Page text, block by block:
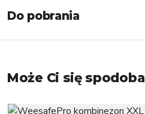
Do pobrania
Może Ci się spodoba